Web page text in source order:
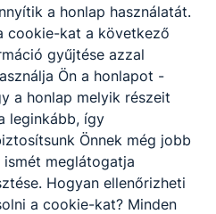
Letöltés
Letöltés
a honlap használatát.
cookie-kat a következő
gyűjtése azzal
Ön a honlapot -
a honlap melyik részeit
leginkább, így
Önnek még jobb
meglátogatja
Hogyan ellenőrizheti
a cookie-kat? Minden